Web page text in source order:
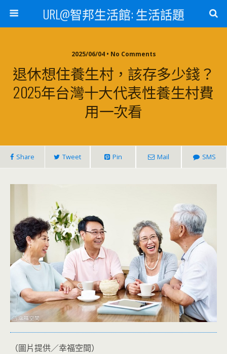
URL@智邦生活館: 生活話題
2025/06/04 • No Comments
退休想住養生村，該存多少錢？
2025年台灣十大代表性養生村費
用一次看
Share Tweet Pin Mail SMS
（圖片提供／幸福空間）